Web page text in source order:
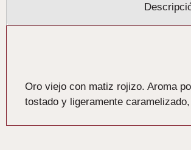
Oro viejo con matiz rojizo. Aroma
tostado y ligeramente